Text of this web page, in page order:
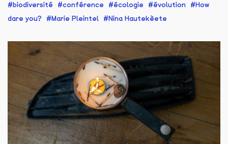
biodiversité
conférence écologie évolution
How
dare you?
Marie Pleintel Nina Hautekèete